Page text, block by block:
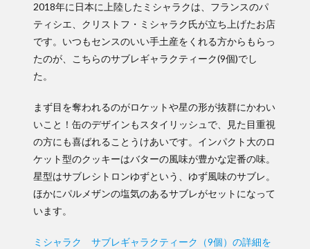
2018年に日本に上陸したミシャラクは、フランスのパ
ティシエ、クリストフ・ミシャラク氏が立ち上げたお店
です。いつもセンスのいい手土産をくれる方からもらっ
たのが、こちらのサブレギャラクティーク(9個)でし
た。
まず目を奪われるのがロケットや星の形が抜群にかわい
いこと！缶のデザインもスタイリッシュで、見た目重視
の方にも喜ばれることうけあいです。インパクト大のロ
ケット型のクッキーはバターの風味が豊かな定番の味。
星型はサブレシトロンゆずという、ゆず風味のサブレ。
ほかにパルメザンの塩気のあるサブレがセットになって
います。
ミシャラク サブレギャラクティーク（9個）の詳細を